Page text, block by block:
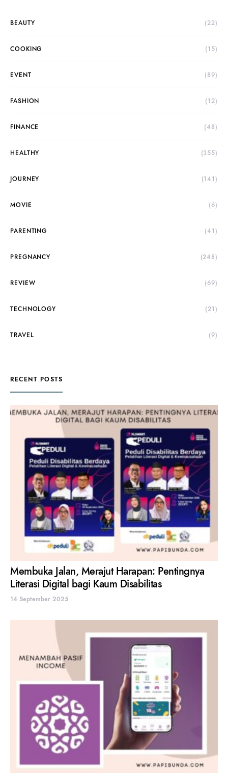
BEAUTY (22)
COOKING (15)
EVENT (89)
FASHION (12)
FINANCE (48)
HEALTHY (355)
JOURNEY (141)
MOVIE (6)
PARENTING (41)
PREGNANCY (248)
REVIEW (69)
TECHNOLOGY (21)
TRAVEL (9)
RECENT POSTS
Membuka Jalan, Merajut Harapan: Pentingnya
Literasi Digital bagi Kaum Disabilitas
14 September 2025